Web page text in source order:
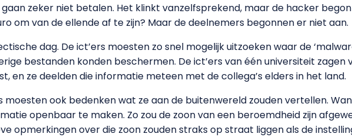
gaan zeker niet betalen. Het klinkt vanzelfsprekend, maar de hacker
om van de ellende af te zijn? Maar de deelnemers begonnen er niet aan.
dag. De ict’ers moesten zo snel mogelijk uitzoeken waar de
bestanden konden beschermen. De ict’ers van één universiteit zagen
en ze deelden die informatie meteen met de collega’s elders in het land.
moesten ook bedenken wat ze aan de buitenwereld zouden vertellen.
openbaar te maken. Zo zou de zoon van een beroemdheid zijn
opmerkingen over die zoon zouden straks op straat liggen als de